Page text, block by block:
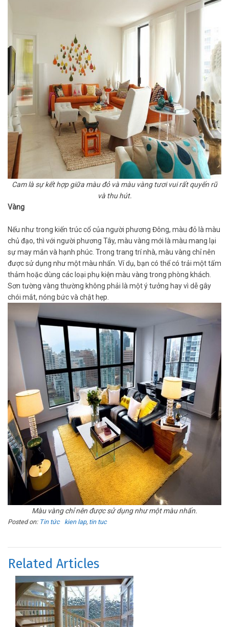
Cam là sự kết hợp giữa màu đỏ và màu vàng tươi vui rất quyến rũ
và thu hút.
Vàng
Nếu như trong kiến trúc cổ của người phương Đông, màu đỏ là màu
chủ đạo, thì với người phương Tây, màu vàng mới là màu mang lại
sự may mắn và hạnh phúc. Trong trang trí nhà, màu vàng chỉ nên
được sử dụng như một màu nhấn. Ví dụ, bạn có thể có trải một tấm
thảm hoặc dùng các loại phụ kiện màu vàng trong phòng khách.
Sơn tường vàng thường không phải là một ý tưởng hay vì dễ gây
chói mắt, nóng bức và chật hẹp.
Màu vàng chỉ nên được sử dụng như một màu nhấn.
Posted on: Tin tức kien lap, tin tuc
Related Articles